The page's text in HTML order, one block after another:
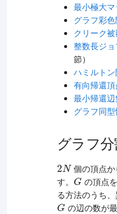
最小極大
グラフ彩色
クリーク
整数長ジ
節）
ハミルト
有向帰還
最小帰還
グラフ同
グラフ
2N
2N個の頂点か
す。 G
G の頂点を
る方法のうち
G
G の辺の数が